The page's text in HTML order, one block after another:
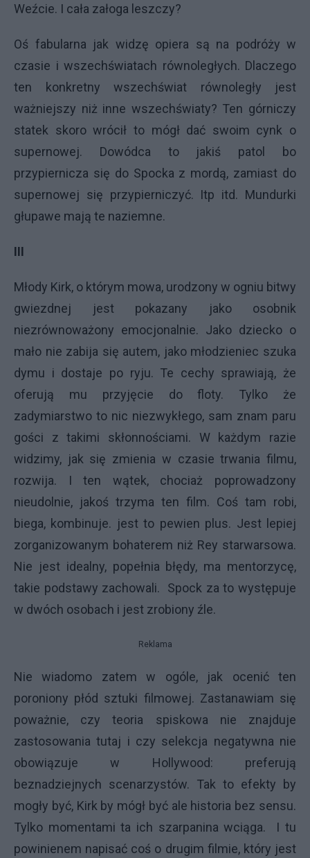
Weźcie. I cała załoga leszczy?
Oś fabularna jak widzę opiera są na podróży w
czasie i wszechświatach równoległych. Dlaczego
ten konkretny wszechświat równoległy jest
ważniejszy niż inne wszechświaty? Ten górniczy
statek skoro wrócił to mógł dać swoim cynk o
supernowej. Dowódca to jakiś patol bo
przypiernicza się do Spocka z mordą, zamiast do
supernowej się przypierniczyć. Itp itd. Mundurki
głupawe mają te naziemne.
III
Młody Kirk, o którym mowa, urodzony w ogniu bitwy
gwiezdnej jest pokazany jako osobnik
niezrównoważony emocjonalnie. Jako dziecko o
mało nie zabija się autem, jako młodzieniec szuka
dymu i dostaje po ryju. Te cechy sprawiają, że
oferują mu przyjęcie do floty. Tylko że
zadymiarstwo to nic niezwykłego, sam znam paru
gości z takimi skłonnościami. W każdym razie
widzimy, jak się zmienia w czasie trwania filmu,
rozwija. I ten wątek, chociaż poprowadzony
nieudolnie, jakoś trzyma ten film. Coś tam robi,
biega, kombinuje. jest to pewien plus. Jest lepiej
zorganizowanym bohaterem niż Rey starwarsowa.
Nie jest idealny, popełnia błędy, ma mentorzycę,
takie podstawy zachowali. Spock za to występuje
w dwóch osobach i jest zrobiony źle.
Reklama
Nie wiadomo zatem w ogóle, jak ocenić ten
poroniony płód sztuki filmowej. Zastanawiam się
poważnie, czy teoria spiskowa nie znajduje
zastosowania tutaj i czy selekcja negatywna nie
obowiązuje w Hollywood: preferują
beznadziejnych scenarzystów. Tak to efekty by
mogły być, Kirk by mógł być ale historia bez sensu.
Tylko momentami ta ich szarpanina wciąga. I tu
powinienem napisać coś o drugim filmie, który jest